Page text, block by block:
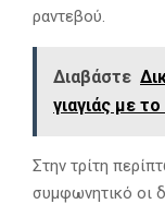
ραντεβού.
Διαβάστε
γιαγιάς με
Στην τρίτη
συμφωνητικό οι